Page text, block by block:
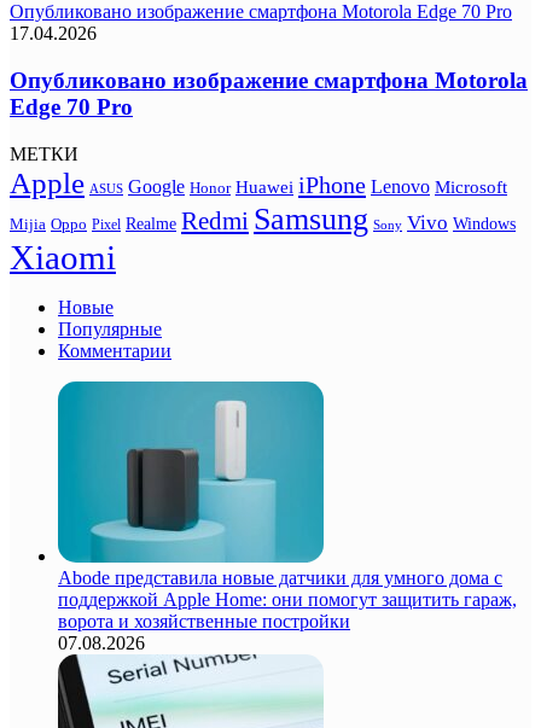
Опубликовано изображение смартфона Motorola Edge 70 Pro
17.04.2026
Опубликовано изображение смартфона Motorola
Edge 70 Pro
МЕТКИ
Apple ASUS Google Honor Huawei iPhone Lenovo Microsoft
Mijia Oppo Pixel Realme Redmi Samsung Sony Vivo Windows
Xiaomi
Новые
Популярные
Комментарии
Abode представила новые датчики для умного дома с
поддержкой Apple Home: они помогут защитить гараж,
ворота и хозяйственные постройки
07.08.2026